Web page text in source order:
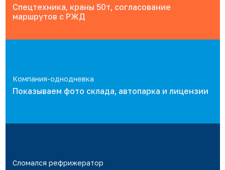
Спецтехника, краны 50т, согласование
маршрутов с РЖД
Компания-однодневка
Показываем фото склада, автопарка и лицензии
Сломался рефрижератор